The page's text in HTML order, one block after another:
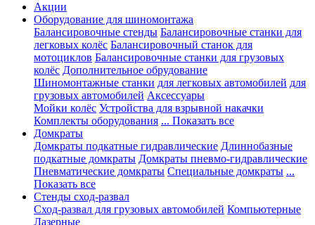
Акции
Оборудование для шиномонтажа
Балансировочные стенды Балансировочные станки для
легковых колёс Балансировочный станок для
мотоциклов Балансировочные станки для грузовых
колёс Дополнительное обрудование
Шиномонтажные станки для легковых автомобилей для
грузовых автомобилей Аксессуары
Мойки колёс Устройства для взрывной накачки
Комплекты оборудования ... Показать все
Домкраты
Домкраты подкатные гидравлические Длиннобазные
подкатные домкраты Домкраты пневмо-гидравлические
Пневматические домкраты Специальные домкраты ...
Показать все
Стенды сход-развал
Сход-развал для грузовых автомобилей Компьютерные
Лазерные